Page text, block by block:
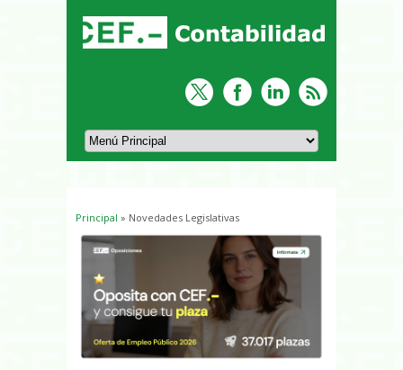
Usted está aquí
Principal » Novedades Legislativas